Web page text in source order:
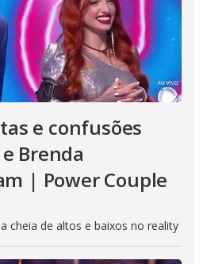
e confusões
Brenda
| Power Couple
cheia de altos e baixos no reality